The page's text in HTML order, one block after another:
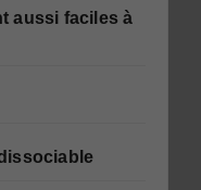
aussi faciles à